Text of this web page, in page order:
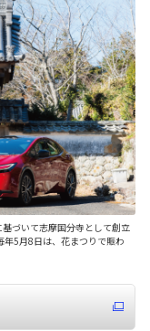
づいて志摩国分寺として創立
5月8日は、花まつりで賑わ